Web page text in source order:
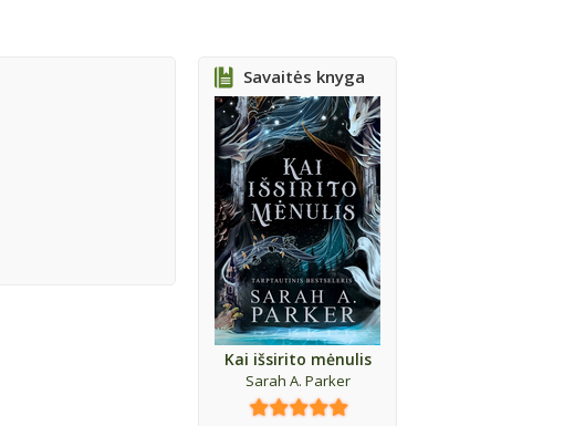
Savaitės knyga
Kai išsirito mėnulis
Sarah A. Parker